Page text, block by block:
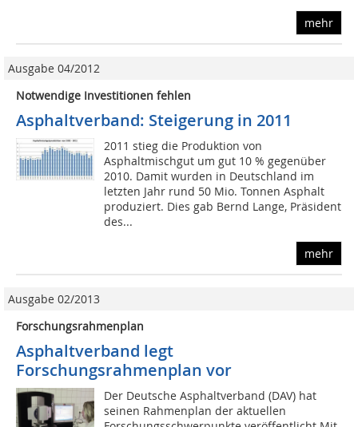
mehr
Ausgabe 04/2012
Notwendige Investitionen fehlen
Asphaltverband: Steigerung in 2011
2011 stieg die Produktion von
Asphaltmischgut um gut 10 % gegenüber
2010. Damit wurden in Deutschland im
letzten Jahr rund 50 Mio. Tonnen Asphalt
produziert. Dies gab Bernd Lange, Präsident
des...
mehr
Ausgabe 02/2013
Forschungsrahmenplan
Asphaltverband legt
Forschungsrahmenplan vor
Der Deutsche Asphaltverband (DAV) hat
seinen Rahmenplan der aktuellen